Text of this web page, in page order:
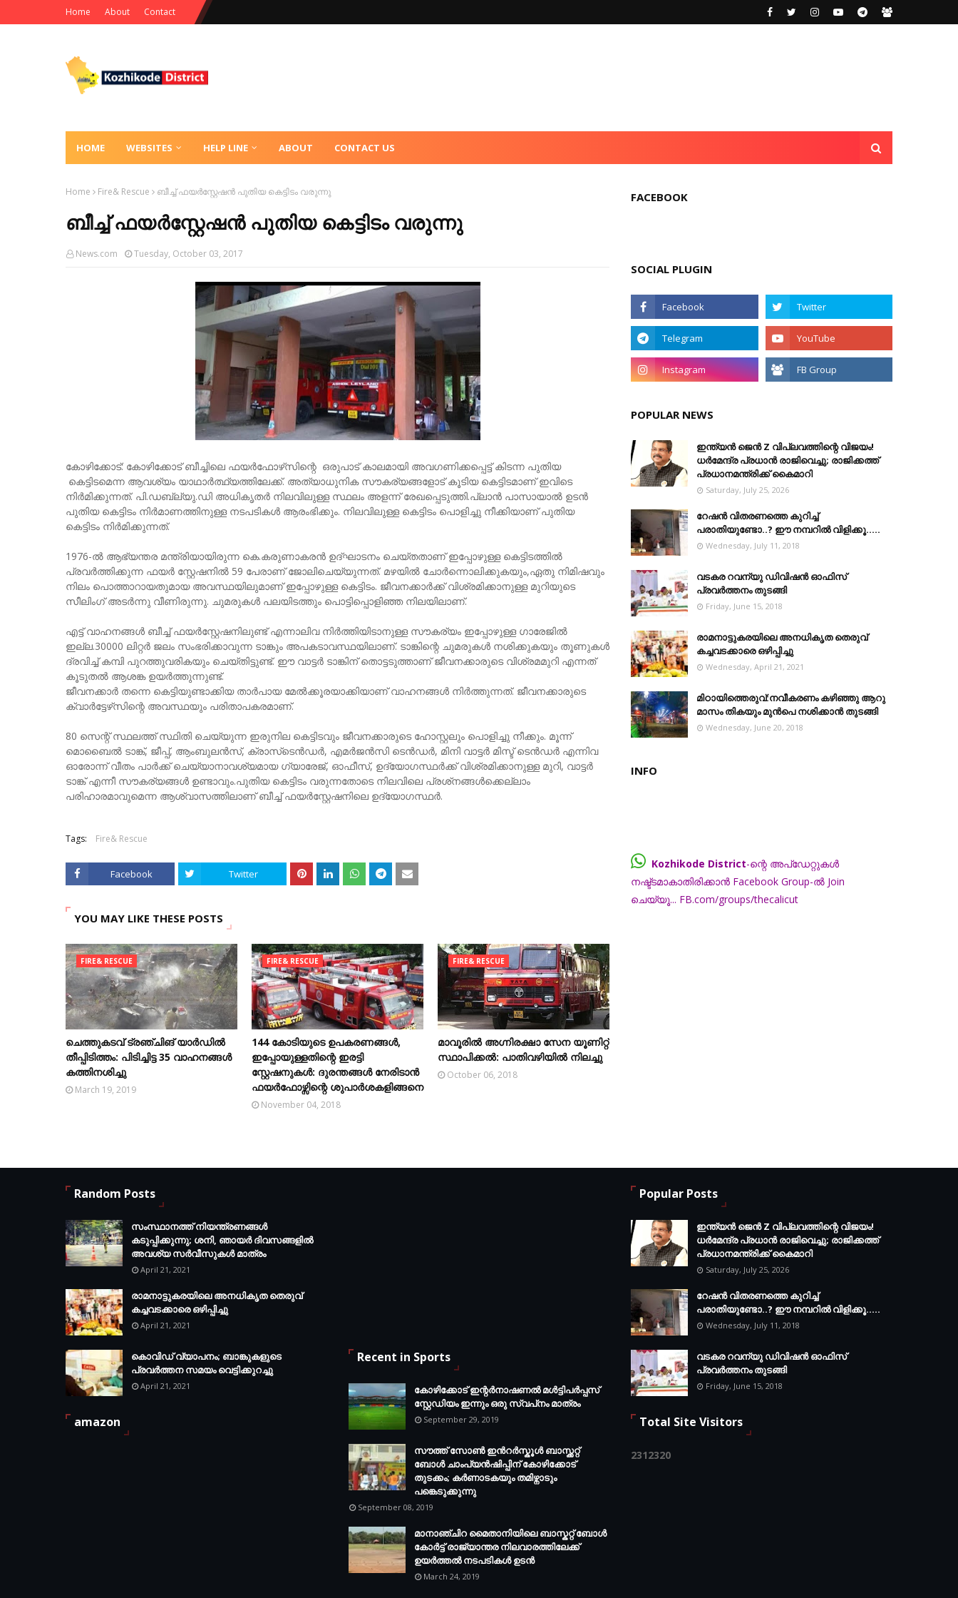
Home About Contact
HOME WEBSITES HELP LINE ABOUT CONTACT US
Home Fire& Rescue ബീച്ച് ഫയർസ്റ്റേഷൻ പുതിയ കെട്ടിടം വരുന്നു
ബീച്ച് ഫയർസ്റ്റേഷൻ പുതിയ കെട്ടിടം വരുന്നു
News.com Tuesday, October 03, 2017
കോഴിക്കോട്: കോഴിക്കോട് ബീച്ചിലെ ഫയര്‍ഫോഴ്‌സിന്റെ ഒരുപാട് കാലമായി അവഗണിക്കപ്പെട്ട് കിടന്ന പുതിയ
കെട്ടിടമെന്ന ആവശ്യം യാഥാര്‍ത്ഥ്യത്തിലേക്ക്. അത്യാധുനിക സൗകര്യങ്ങളോട് കൂടിയ കെട്ടിടമാണ് ഇവിടെ
നിർമിക്കുന്നത്. പി.ഡബ്ല്യു.ഡി അധികൃതര്‍ നിലവിലുള്ള സ്ഥലം അളന്ന് രേഖപ്പെടുത്തി.പ്ലാന്‍ പാസായാല്‍ ഉടന്‍
പുതിയ കെട്ടിടം നിർമാണത്തിനുള്ള നടപടികള്‍ ആരംഭിക്കും. നിലവിലുള്ള കെട്ടിടം പൊളിച്ചു നീക്കിയാണ് പുതിയ
കെട്ടിടം നിർമിക്കുന്നത്.
1976-ല്‍ ആഭ്യന്തര മന്ത്രിയായിരുന്ന കെ.കരുണാകരന്‍ ഉദ്ഘാടനം ചെയ്തതാണ് ഇപ്പോഴുള്ള കെട്ടിടത്തിൽ
പ്രവർത്തിക്കുന്ന ഫയർ സ്റ്റേഷനിൽ 59 പേരാണ് ജോലിചെയ്യുന്നത്. മഴയില്‍ ചോര്‍ന്നൊലിക്കുകയും,ഏതു നിമിഷവും
നിലം പൊത്താറായതുമായ അവസ്ഥയിലുമാണ് ഇപ്പോഴുള്ള കെട്ടിടം. ജീവനക്കാര്‍ക്ക് വിശ്രമിക്കാനുള്ള മുറിയുടെ
സീലിംഗ് അടര്‍ന്നു വീണിരുന്നു. ചുമരുകള്‍ പലയിടത്തും പൊട്ടിപ്പൊളിഞ്ഞ നിലയിലാണ്.
എട്ട് വാഹനങ്ങള്‍ ബീച്ച് ഫയര്‍‌സ്റ്റേഷനിലുണ്ട് എന്നാലിവ നിര്‍ത്തിയിടാനുള്ള സൗകര്യം ഇപ്പോഴുള്ള ഗാരേജില്‍
ഇല്ല.30000 ലിറ്റര്‍ ജലം സംഭരിക്കാവുന്ന ടാങ്കും അപകടാവസ്ഥയിലാണ്. ടാങ്കിന്റെ ചുമരുകള്‍ നശിക്കുകയും തൂണുകള്‍
ദ്രവിച്ച് കമ്പി പുറത്തുവരികയും ചെയ്തിട്ടുണ്ട്. ഈ വാട്ടര്‍ ടാങ്കിന് തൊട്ടടുത്താണ് ജീവനക്കാരുടെ വിശ്രമമുറി എന്നത്
കൂടുതൽ ആശങ്ക ഉയര്‍ത്തുന്നുണ്ട്.
ജീവനക്കാര്‍ തന്നെ കെട്ടിയുണ്ടാക്കിയ താര്‍പായ മേല്‍ക്കൂരയാക്കിയാണ് വാഹനങ്ങള്‍ നിര്‍ത്തുന്നത്. ജീവനക്കാരുടെ
ക്വാര്‍ട്ടേഴ്‌സിന്റെ അവസ്ഥയും പരിതാപകരമാണ്.
80 സെന്റ് സ്ഥലത്ത് സ്ഥിതി ചെയ്യുന്ന ഇരുനില കെട്ടിടവും ജീവനക്കാരുടെ ഹോസ്റ്റലും പൊളിച്ചു നീക്കും. മൂന്ന്
മൊബൈല്‍ ടാങ്ക്, ജീപ്പ്, ആംബുലന്‍സ്, ക്രാസ്‌ടെന്‍ഡര്‍, എമര്‍ജന്‍സി ടെന്‍ഡര്‍, മിനി വാട്ടര്‍ മിസ്ട് ടെന്‍ഡര്‍ എന്നിവ
ഓരോന്ന് വീതം പാര്‍ക്ക് ചെയ്യാനാവശ്യമായ ഗ്യാരേജ്, ഓഫീസ്, ഉദ്യോഗസ്ഥര്‍ക്ക് വിശ്രമിക്കാനുള്ള മുറി, വാട്ടര്‍
ടാങ്ക് എന്നീ സൗകര്യങ്ങള്‍ ഉണ്ടാവും.പുതിയ കെട്ടിടം വരുന്നതോടെ നിലവിലെ പ്രശ്‌നങ്ങള്‍ക്കെല്ലാം
പരിഹാരമാവുമെന്ന ആശ്വാസത്തിലാണ് ബീച്ച് ഫയര്‍‌സ്റ്റേഷനിലെ ഉദ്യോഗസ്ഥര്‍.
Tags: Fire& Rescue
Facebook Twitter
YOU MAY LIKE THESE POSTS
FIRE& RESCUE
ചെത്തുകടവ്‌ ട്രഞ്ചിങ്‌ യാർഡിൽ
തീപ്പിടിത്തം: പിടിച്ചിട്ട 35 വാഹനങ്ങൾ
കത്തിനശിച്ചു
March 19, 2019
FIRE& RESCUE
144 കോടിയുടെ ഉപകരണങ്ങൾ,
ഇപ്പോയുള്ളതിന്റെ ഇരട്ടി
സ്റ്റേഷനുകൾ: ദുരന്തങ്ങൾ നേരിടാൻ
ഫയർഫോഴ്സിന്റെ ശുപാർശകളിങ്ങനെ
November 04, 2018
FIRE& RESCUE
മാവൂരിൽ അഗ്നിരക്ഷാ സേന യൂണിറ്റ്
സ്ഥാപിക്കൽ: പാതിവഴിയിൽ നിലച്ചു
October 06, 2018
FACEBOOK
SOCIAL PLUGIN
POPULAR NEWS
ഇന്ത്യൻ ജെൻ Z വിപ്ലവത്തിന്റെ വിജയം!
ധർമേന്ദ്ര പ്രധാൻ രാജിവെച്ചു; രാജിക്കത്ത്
പ്രധാനമന്ത്രിക്ക് കൈമാറി
Saturday, July 25, 2026
റേഷൻ വിതരണത്തെ കുറിച്ച്
പരാതിയുണ്ടോ..? ഈ നമ്പറില്‍ വിളിക്കൂ.....
Wednesday, July 11, 2018
വടകര റവന്യു ഡിവിഷൻ ഓഫിസ്
പ്രവർത്തനം തുടങ്ങി
Friday, June 15, 2018
രാമനാട്ടുകരയിലെ അനധികൃത തെരുവ്
കച്ചവടക്കാരെ ഒഴിപ്പിച്ചു
Wednesday, April 21, 2021
മിഠായിത്തെരുവ്:നവീകരണം കഴിഞ്ഞു ആറു
മാസം തികയും മുൻപെ നശിക്കാൻ തുടങ്ങി
Wednesday, June 20, 2018
INFO
Kozhikode District-ന്റെ അപ്ഡേറ്റുകൾ
നഷ്ട്ടമാകാതിരിക്കാൻ Facebook Group-ൽ Join
Random Posts
സംസ്ഥാനത്ത് നിയന്ത്രണങ്ങള്‍
കടുപ്പിക്കുന്നു; ശനി, ഞായര്‍ ദിവസങ്ങളില്‍
അവശ്യ സര്‍വീസുകള്‍ മാത്രം
April 21, 2021
രാമനാട്ടുകരയിലെ അനധികൃത തെരുവ്
കച്ചവടക്കാരെ ഒഴിപ്പിച്ചു
April 21, 2021
കൊവിഡ് വ്യാപനം; ബാങ്കുകളുടെ
പ്രവർത്തന സമയം വെട്ടിക്കുറച്ചു
April 21, 2021
amazon
Recent in Sports
കോഴിക്കോട് ഇന്റര്‍നാഷണല്‍ മള്‍ട്ടിപര്‍പ്പസ്
സ്റ്റേഡിയം ഇന്നും ഒരു സ്വപ്‌നം മാത്രം
September 29, 2019
സൗത്ത് സോണ്‍ ഇന്‍റര്‍സ്കൂള്‍ ബാസ്ക്കറ്റ്
ബോൾ ചാംപ്യന്‍ഷിപ്പിന് കോഴിക്കോട്
തുടക്കം; കർണാടകയും തമിഴ്നാടും
പങ്കെടുക്കുന്നു
September 08, 2019
മാനാഞ്ചിറ മൈതാനിയിലെ ബാസ്കറ്റ് ബോള്‍
കോര്‍ട്ട് രാജ്യാന്തര നിലവാരത്തിലേക്ക്
ഉയര്‍ത്തൽ നടപടികള്‍ ഉടന്‍
March 24, 2019
Popular Posts
ഇന്ത്യൻ ജെൻ Z വിപ്ലവത്തിന്റെ വിജയം!
ധർമേന്ദ്ര പ്രധാൻ രാജിവെച്ചു; രാജിക്കത്ത്
പ്രധാനമന്ത്രിക്ക് കൈമാറി
Saturday, July 25, 2026
റേഷൻ വിതരണത്തെ കുറിച്ച്
പരാതിയുണ്ടോ..? ഈ നമ്പറില്‍ വിളിക്കൂ.....
Wednesday, July 11, 2018
വടകര റവന്യു ഡിവിഷൻ ഓഫിസ്
പ്രവർത്തനം തുടങ്ങി
Friday, June 15, 2018
Total Site Visitors
2312320